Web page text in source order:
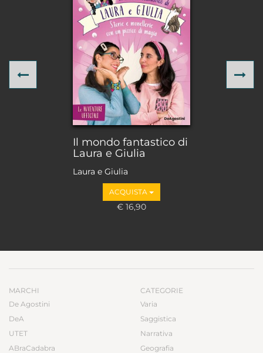
Il mondo fantastico di
Laura e Giulia
Laura e Giulia
ACQUISTA
€ 16,90
Previous
MARCHI
De Agostini
DeA
UTET
ABraCadabra
CATEGORIE
Varia
Saggistica
Narrativa
Geografia